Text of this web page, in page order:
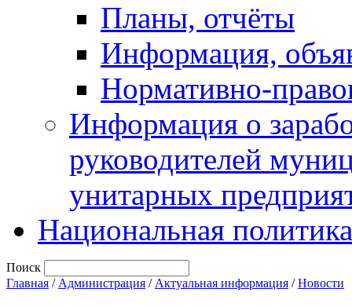
Планы, отчёты
Информация,
Нормативно-
Информация о
руководителей
унитарных
Национальная политика
Поиск
Главная / Администрация / Актуальная информация /Новости